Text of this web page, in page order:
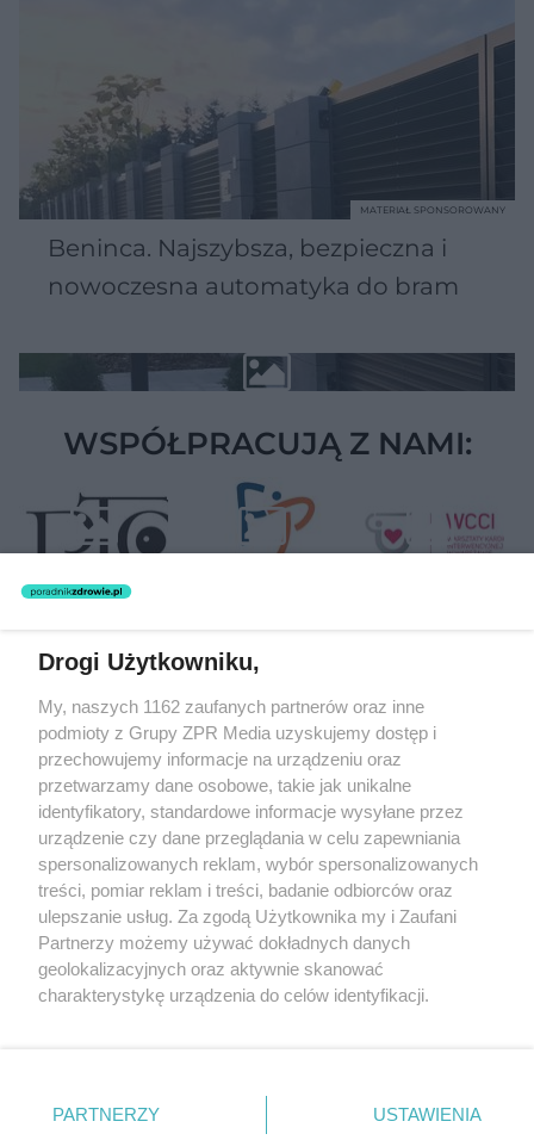
Beninca. Najszybsza, bezpieczna i
nowoczesna automatyka do bram
MATERIAŁ SPONSOROWANY
WSPÓŁPRACUJĄ Z NAMI:
Żaden utwór zamieszczony w serwisie nie może być powielany i
rozpowszechniany lub dalej rozpowszechniany w jakikolwiek sposób
(w tym także elektroniczny lub mechaniczny) na jakimkolwiek polu
eksploatacji w jakiejkolwiek formie, włącznie z umieszczaniem w
Internecie bez pisemnej zgody właściciela praw. Jakiekolwiek użycie
lub wykorzystanie utworów w całości lub w części z naruszeniem
prawa, tzn. bez właściwej zgody, jest zabronione pod groźbą kary i
może być ścigane prawnie.
O nas
Drogi Użytkowniku,
My, naszych 1162 zaufanych partnerów oraz inne
podmioty z Grupy ZPR Media uzyskujemy dostęp i
przechowujemy informacje na urządzeniu oraz
przetwarzamy dane osobowe, takie jak unikalne
identyfikatory, standardowe informacje wysyłane przez
urządzenie czy dane przeglądania w celu zapewniania
spersonalizowanych reklam, wybór spersonalizowanych
treści, pomiar reklam i treści, badanie odbiorców oraz
ulepszanie usług. Za zgodą Użytkownika my i Zaufani
Partnerzy możemy używać dokładnych danych
geolokalizacyjnych oraz aktywnie skanować
charakterystykę urządzenia do celów identyfikacji.
zmienić/wycofać klikając przycisk ustawień prywatności
znajdujący się w lewym dolnym rogu strony
PARTNERZY USTAWIENIA